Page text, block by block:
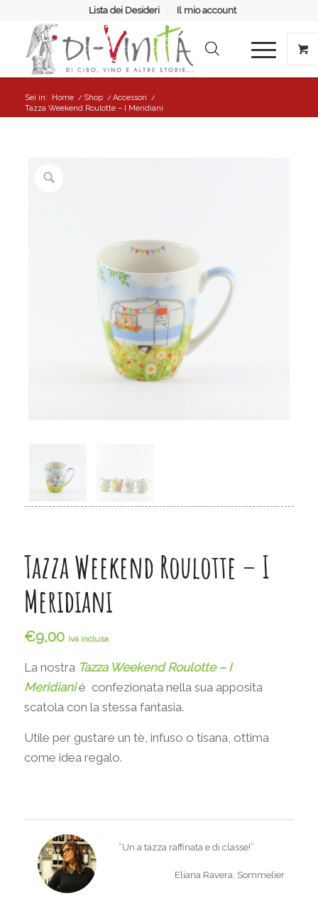
Lista dei Desideri Il mio account
Sei in: Home / Shop / Accessori /
Tazza Weekend Roulotte – I Meridiani
Tazza Weekend Roulotte – I
Meridiani
€9,00 iva inclusa
La nostra Tazza Weekend Roulotte – I
Meridianié confezionata nella sua apposita
scatola con la stessa fantasia.
Utile per gustare un tè, infuso o tisana, ottima
come idea regalo.
“Un a tazza raffinata e di classe!”
Eliana Ravera, Sommelier